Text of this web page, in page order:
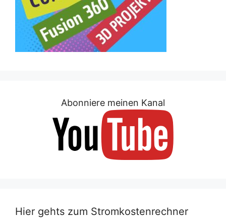
Abonniere meinen Kanal
Hier gehts zum Stromkostenrechner